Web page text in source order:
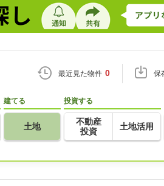
最近見た物件 0 保
建てる
土地
投資する
不動産
投資
土地活用